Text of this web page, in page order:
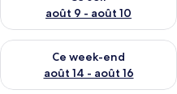
août 9 - août 10
Ce week-end
août 14 - août 16
Vérifier la disponibilité pour